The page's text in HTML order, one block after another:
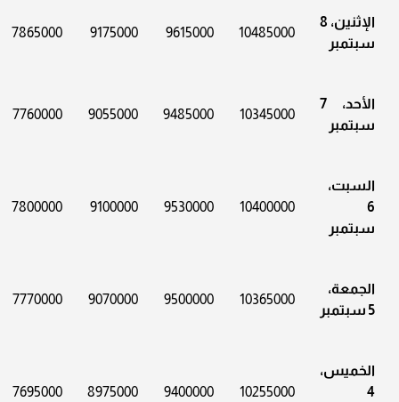
الإثنين، 8
سبتمبر
10485000
9615000
9175000
7865000
الأحد، 7
سبتمبر
10345000
9485000
9055000
7760000
السبت،
6
سبتمبر
10400000
9530000
9100000
7800000
الجمعة،
5 سبتمبر
10365000
9500000
9070000
7770000
الخميس،
4
10255000
9400000
8975000
7695000